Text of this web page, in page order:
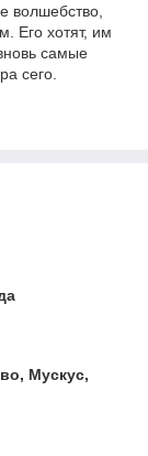
волшебство,
Его хотят, им
самые
сего.
Мускус,